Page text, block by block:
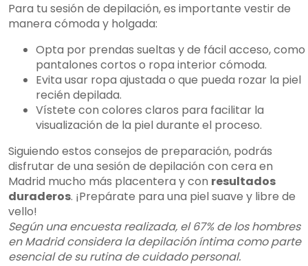
Para tu sesión de depilación, es importante vestir de
manera cómoda y holgada:
Opta por prendas sueltas y de fácil acceso, como
pantalones cortos o ropa interior cómoda.
Evita usar ropa ajustada o que pueda rozar la piel
recién depilada.
Vístete con colores claros para facilitar la
visualización de la piel durante el proceso.
Siguiendo estos consejos de preparación, podrás
disfrutar de una sesión de depilación con cera en
Madrid mucho más placentera y con resultados
duraderos. ¡Prepárate para una piel suave y libre de
vello!
Según una encuesta realizada, el 67% de los hombres
en Madrid considera la depilación íntima como parte
esencial de su rutina de cuidado personal.